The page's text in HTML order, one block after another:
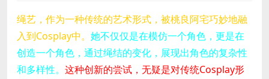
绳艺，作为一种传统的艺术形式，被桃良阿宅巧妙地融
入到Cosplay中。 她不仅仅是在模仿一个角色，更是在
创造一个角色，通过绳结的变化，展现出角色的复杂性
和多样性。 这种创新的尝试，无疑是对传统Cosplay形